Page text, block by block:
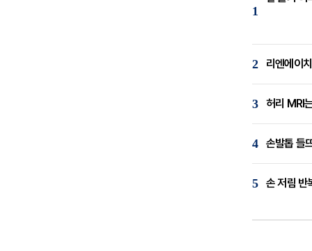
1
2 리엔에이
3 허리 MRI
4 손발톱 들
5 손 저림 반